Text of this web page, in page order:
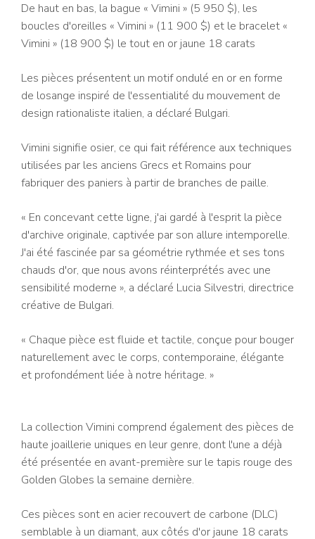
De haut en bas, la bague « Vimini » (5 950 $), les
boucles d'oreilles « Vimini » (11 900 $) et le bracelet «
Vimini » (18 900 $) le tout en or jaune 18 carats
Les pièces présentent un motif ondulé en or en forme
de losange inspiré de l'essentialité du mouvement de
design rationaliste italien, a déclaré Bulgari.
Vimini signifie osier, ce qui fait référence aux techniques
utilisées par les anciens Grecs et Romains pour
fabriquer des paniers à partir de branches de paille.
« En concevant cette ligne, j'ai gardé à l'esprit la pièce
d'archive originale, captivée par son allure intemporelle.
J'ai été fascinée par sa géométrie rythmée et ses tons
chauds d'or, que nous avons réinterprétés avec une
sensibilité moderne », a déclaré Lucia Silvestri, directrice
créative de Bulgari.
« Chaque pièce est fluide et tactile, conçue pour bouger
naturellement avec le corps, contemporaine, élégante
et profondément liée à notre héritage. »
La collection Vimini comprend également des pièces de
haute joaillerie uniques en leur genre, dont l'une a déjà
été présentée en avant-première sur le tapis rouge des
Golden Globes la semaine dernière.
Ces pièces sont en acier recouvert de carbone (DLC)
semblable à un diamant, aux côtés d'or jaune 18 carats